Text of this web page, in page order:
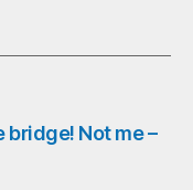
bridge! Not me –